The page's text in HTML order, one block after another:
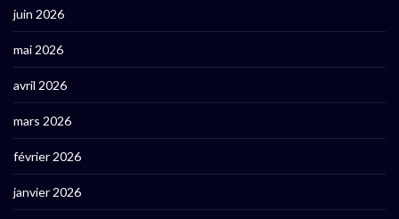
juin 2026
mai 2026
avril 2026
mars 2026
février 2026
janvier 2026